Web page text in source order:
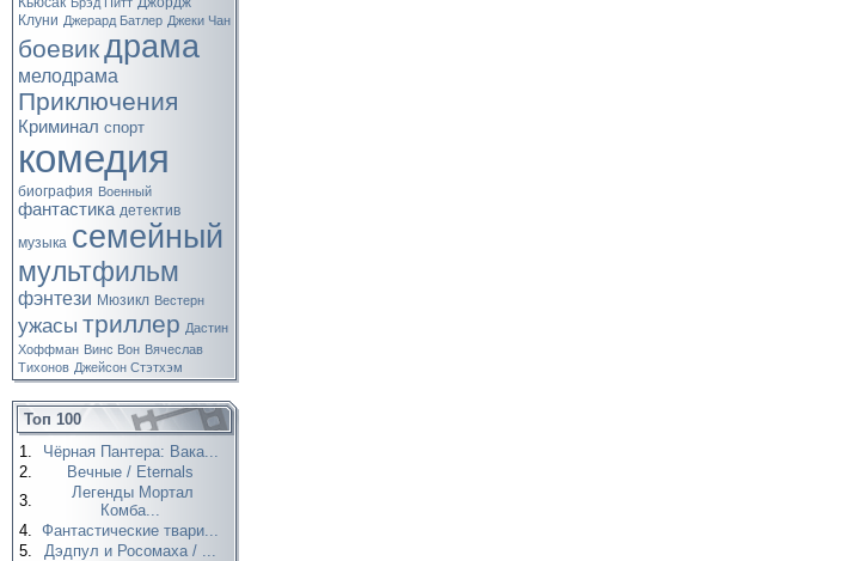
Клуни Джерард Батлер Джеки Чан
боевикдрама
мелодрама
Приключения
Криминал спорт
комедия
биография Военный
фантастика детектив
музыка семейный
мультфильм
фэнтези Мюзикл Вестерн
ужасы триллер Дастин
Хоффман Винс Вон Вячеслав
Тихонов Джейсон Стэтхэм
Топ 100
1.
Чёрная Пантера: Вака...
2.
Вечные / Eternals
3.
Легенды Мортал
Комба...
4. Фантастические твари...
5.
Дэдпул и Росомаха / ...